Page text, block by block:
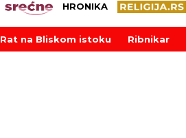
HRONIKA
Rat na Bliskom istoku Ribnikar